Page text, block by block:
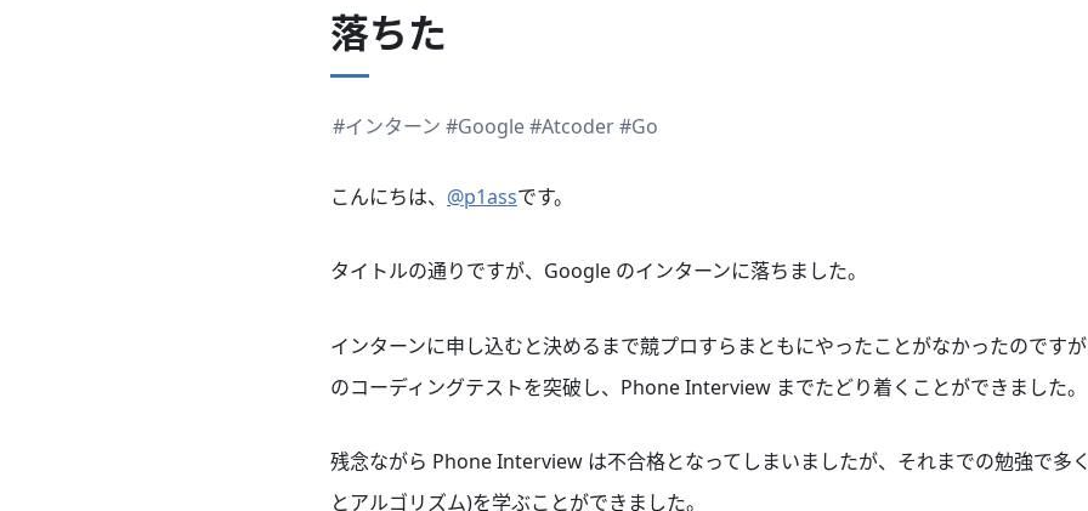
落ちた
#インターン #Google#Atcoder#Go
こんにちは、 @p1assです。
タイトルの通りですが、Google のインターンに落ちました。
インターンに申し込むと決めるまで競プロすらまともにやったことがなかったのです
のコーディングテストを突破し、Phone Interview までたどり着くことができました。
残念ながら Phone Interview は不合格となってしまいましたが、それまでの勉強で多
とアルゴリズム)を学ぶことができました。